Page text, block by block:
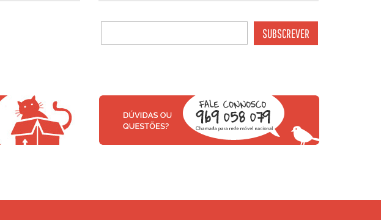
SUBSCREVER